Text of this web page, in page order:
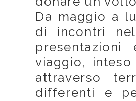
Da maggio a
di incontri
viaggio,
attraverso
differenti e